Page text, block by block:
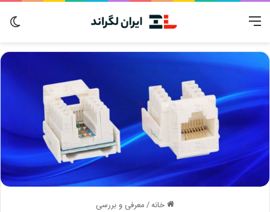
منو
خانه/معرفی و بررسی